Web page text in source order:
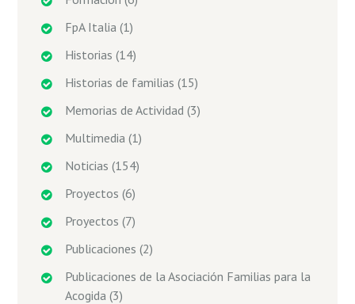
FpA Italia (1)
Historias (14)
Historias de familias (15)
Memorias de Actividad (3)
Multimedia (1)
Noticias (154)
Proyectos (6)
Proyectos (7)
Publicaciones (2)
Publicaciones de la Asociación Familias para la
Acogida (3)